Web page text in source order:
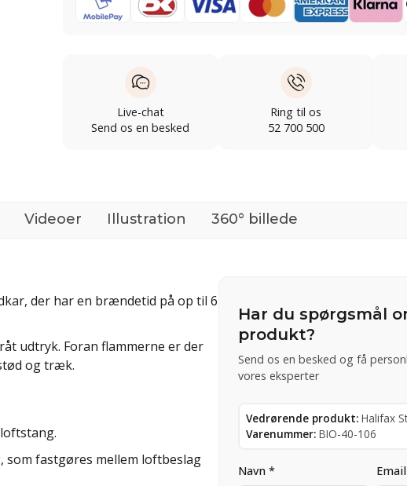
Live-chat
Send os en besked
Ring til os
52 700 500
Videoer Illustration 360° billede
der har en brændetid på op til 6
udtryk. Foran flammerne er der
og træk.
som fastgøres mellem loftbeslag
Har du spørgsmål
produkt?
Send os en besked og få
vores eksperter
Vedrørende produkt: Halifax
Varenummer: BIO-40-106
Navn *